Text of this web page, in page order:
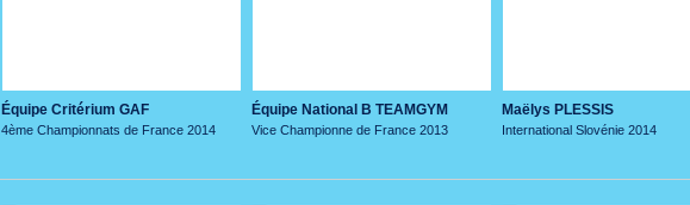
Équipe Critérium GAF
4ème Championnats de France 2014
Équipe National B TEAMGYM
Vice Championne de France 2013
Maëlys PLESSIS
International Slovénie 2014